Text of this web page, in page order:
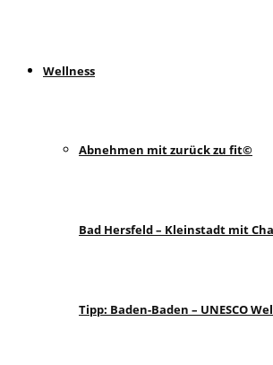
Wellness
Abnehmen mit zurück zu fit©
Bad Hersfeld – Kleinstadt mit
Tipp: Baden-Baden – UNESCO